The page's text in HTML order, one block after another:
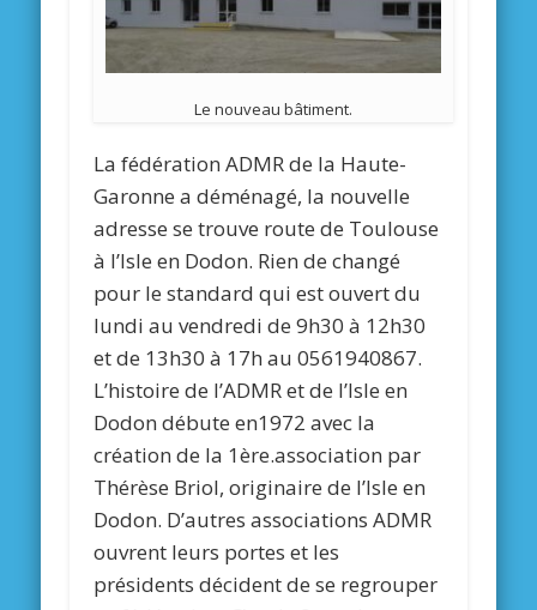
Le nouveau bâtiment.
La fédération ADMR de la Haute-
Garonne a déménagé, la nouvelle
adresse se trouve route de Toulouse
à l’Isle en Dodon. Rien de changé
pour le standard qui est ouvert du
lundi au vendredi de 9h30 à 12h30
et de 13h30 à 17h au 0561940867.
L’histoire de l’ADMR et de l’Isle en
Dodon débute en1972 avec la
création de la 1ère.association par
Thérèse Briol, originaire de l’Isle en
Dodon. D’autres associations ADMR
ouvrent leurs portes et les
présidents décident de se regrouper